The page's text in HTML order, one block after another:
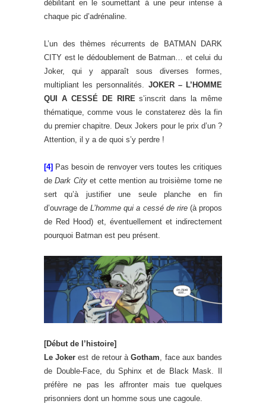
débilitant en le soumettant à une peur intense à
chaque pic d’adrénaline.
L’un des thèmes récurrents de BATMAN DARK
CITY est le dédoublement de Batman… et celui du
Joker, qui y apparaît sous diverses formes,
multipliant les personnalités. JOKER – L’HOMME
QUI A CESSÉ DE RIREs’inscrit dans la même
thématique, comme vous le constaterez dès la fin
du premier chapitre. Deux Jokers pour le prix d’un ?
Attention, il y a de quoi s’y perdre !
[4] Pas besoin de renvoyer vers toutes les critiques
deDark Cityet cette mention au troisième tome ne
sert qu’à justifier une seule planche en fin
d’ouvrage deL’homme qui a cessé de rire(à propos
de Red Hood) et, éventuellement et indirectement
pourquoi Batman est peu présent.
[Début de l’histoire]
Le Joker est de retour àGotham, face aux bandes
de Double-Face, du Sphinx et de Black Mask. Il
préfère ne pas les affronter mais tue quelques
prisonniers dont un homme sous une cagoule.